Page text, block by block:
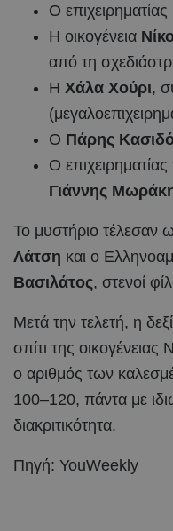
Ο επιχειρηματίας
Η οικογένεια
από τη
Η Χάλα Χούρι,
Ο Πάρης
Ο
Γιάννης
Το μυστήριο τέλεσαν
Λάτση και ο
Βασιλάτος, στενοί
Μετά την τελετή, η
σπίτι της
ο αριθμός των
100–120, πάντα με
διακριτικότητα.
Πηγή: YouWeekly